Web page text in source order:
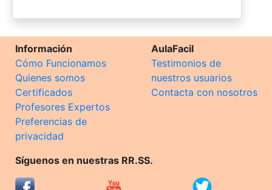
Información
Cómo Funcionamos
Quienes somos
Certificados
Profesores Expertos
Preferencias de
privacidad
AulaFacil
Testimonios de
nuestros usuarios
Contacta con nosotros
Síguenos en nuestras RR.SS.